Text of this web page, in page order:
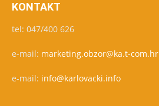
KONTAKT
tel: 047/400 626
e-mail: marketing.obzor@ka.t-com.hr
e-mail: info@karlovacki.info